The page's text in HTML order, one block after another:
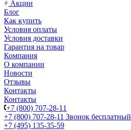
Акции
Блог
Как купить
Условия оплаты
Условия доставки
Гарантия на товар
Компания
О компании
Новости
Отзывы
Контакты
Контакты
+7 (800) 707-28-11
+7 (800) 707-28-11 Звонок бесплатный
+7 (495) 135-35-59